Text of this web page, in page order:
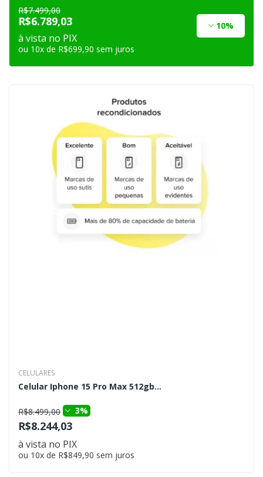
R$7.499,00
R$6.789,03 10%
à vista no PIX
ou 10x de R$699,90 sem juros
CELULARES
Celular Iphone 15 Pro Max 512gb...
R$8.499,00 3%
R$8.244,03
à vista no PIX
ou 10x de R$849,90 sem juros